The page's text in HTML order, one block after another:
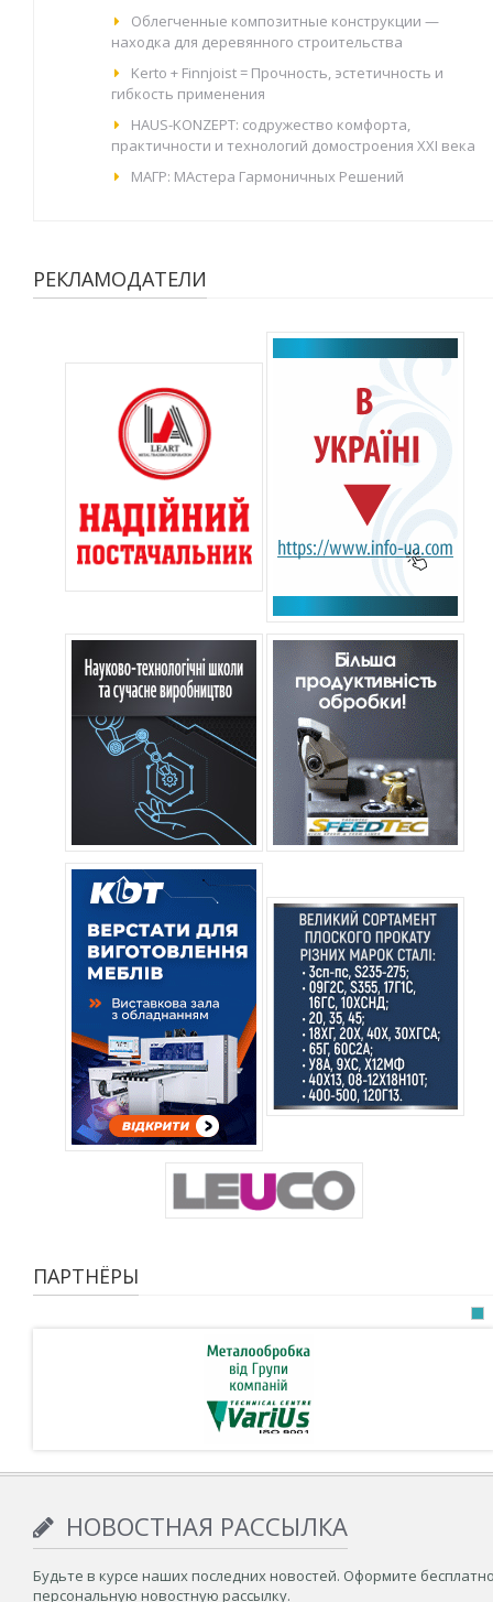
Облегченные композитные конструкции —
находка для деревянного строительства
Kerto + Finnjoist = Прочность, эстетичность и
гибкость применения
HAUS-KONZEPT: содружество комфорта,
практичности и технологий домостроения XXI века
МАГР: МАстера Гармоничных Решений
РЕКЛАМОДАТЕЛИ
ПАРТНЁРЫ
НОВОСТНАЯ РАССЫЛКА
Будьте в курсе наших последних новостей. Оформите
персональную новостную рассылку.